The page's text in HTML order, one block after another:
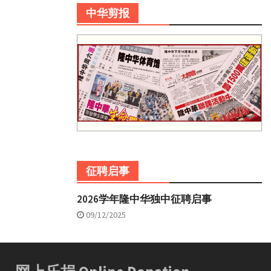
中华剪报
征聘启事
2026学年隆中华独中征聘启事
09/12/2025